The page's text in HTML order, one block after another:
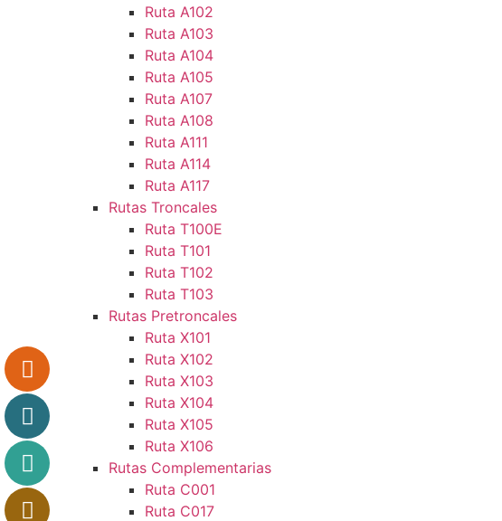
Ruta A102
Ruta A103
Ruta A104
Ruta A105
Ruta A107
Ruta A108
Ruta A111
Ruta A114
Ruta A117
Rutas Troncales
Ruta T100E
Ruta T101
Ruta T102
Ruta T103
Rutas Pretroncales
Ruta X101
Ruta X102
Ruta X103
Ruta X104
Ruta X105
Ruta X106
Rutas Complementarias
Ruta C001
Ruta C017